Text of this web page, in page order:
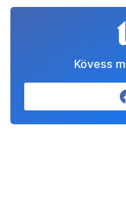
Kövess